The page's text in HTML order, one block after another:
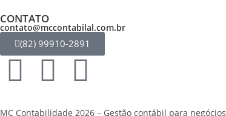
CONTATO
contato@mccontabilal.com.br
(82) 99910-2891
MC Contabilidade 2026 – Gestão contábil para negócios